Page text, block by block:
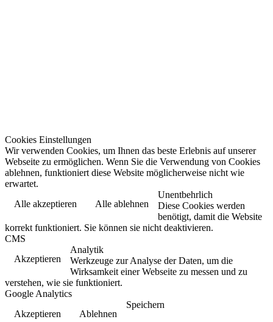
Cookies Einstellungen
Wir verwenden Cookies, um Ihnen das beste Erlebnis auf unserer
Webseite zu ermöglichen. Wenn Sie die Verwendung von Cookies
ablehnen, funktioniert diese Website möglicherweise nicht wie
erwartet.
Alle akzeptieren
Alle ablehnen
Unentbehrlich
Diese Cookies werden
benötigt, damit die Website
korrekt funktioniert. Sie können sie nicht deaktivieren.
CMS
Akzeptieren
Analytik
Werkzeuge zur Analyse der Daten, um die
Wirksamkeit einer Webseite zu messen und zu
verstehen, wie sie funktioniert.
Google Analytics
Akzeptieren
Ablehnen
Speichern